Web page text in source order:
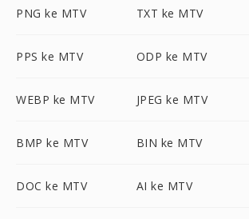
PNG ke MTV TXT ke MTV
PPS ke MTV ODP ke MTV
WEBP ke MTV JPEG ke MTV
BMP ke MTV BIN ke MTV
DOC ke MTV AI ke MTV